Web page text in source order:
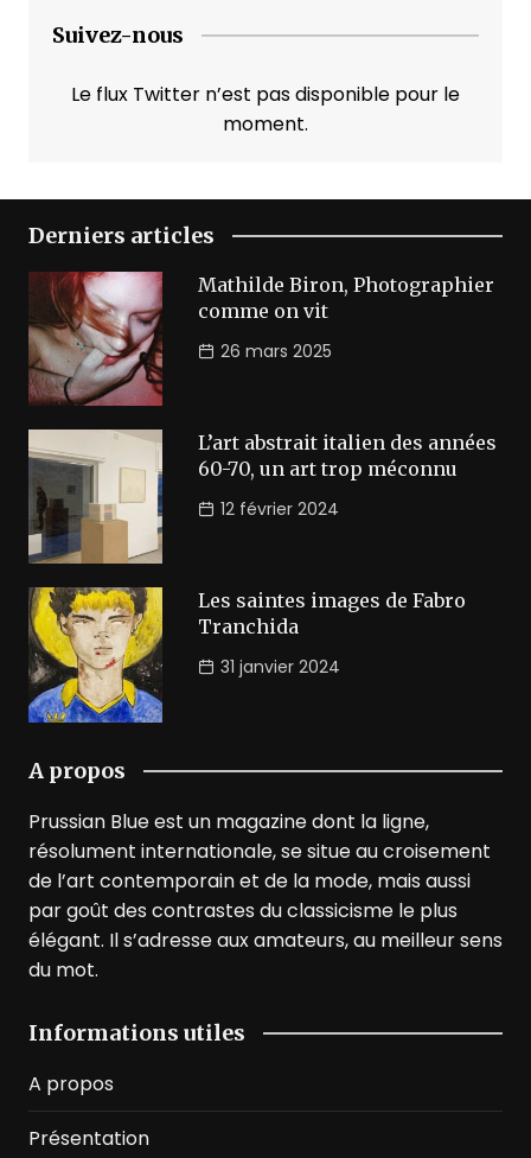
Suivez-nous
Le flux Twitter n’est pas disponible pour le
moment.
Derniers articles
Mathilde Biron, Photographier
comme on vit
26 mars 2025
L’art abstrait italien des années
60-70, un art trop méconnu
12 février 2024
Les saintes images de Fabro
Tranchida
31 janvier 2024
A propos
Prussian Blue est un magazine dont la ligne,
résolument internationale, se situe au croisement
de l’art contemporain et de la mode, mais aussi
par goût des contrastes du classicisme le plus
élégant. Il s’adresse aux amateurs, au meilleur sens
du mot.
Informations utiles
A propos
Présentation